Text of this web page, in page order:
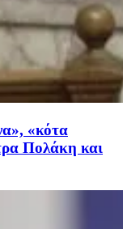
«κότα
Πολάκη και